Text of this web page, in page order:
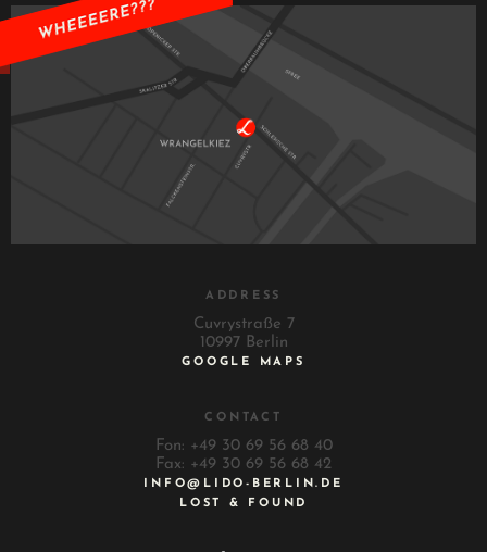
ADDRESS
Cuvrystraße 7
10997 Berlin
GOOGLE MAPS
CONTACT
Fon: +49 30 69 56 68 40
Fax: +49 30 69 56 68 42
INFO@LIDO-BERLIN.DE
LOST & FOUND